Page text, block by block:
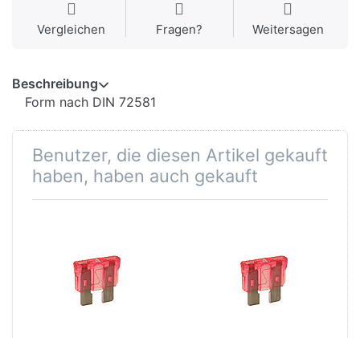
Vergleichen Fragen? Weitersagen
Beschreibung
Form nach DIN 72581
Benutzer, die diesen Artikel gekauft
haben, haben auch gekauft